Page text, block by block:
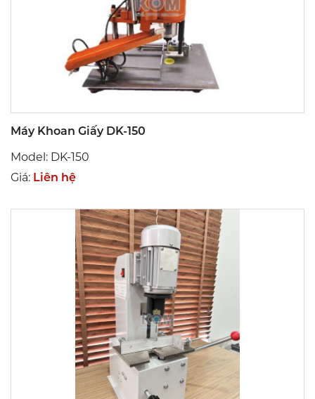
Máy Khoan Giấy DK-150
Model: DK-150
Giá: Liên hệ